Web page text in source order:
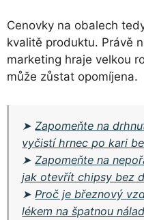
Cenovky na obalech
kvalitě produktu. Právě
marketing hraje velkou
může zůstat opomíjena.
➤Zapomeňte na
vyčistí hrnec po kari
➤Zapomeňte na
jak otevřít chipsy bez
➤ Proč je březnový
lékem na špatnou